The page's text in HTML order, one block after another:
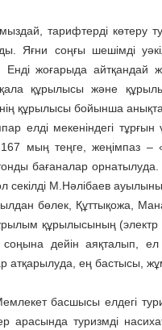
тарифтерді көтеру
Яғни соңғы шешімді
Енді жоғарыда айтқандай
құрылысы және
құрылысы бойынша
елді мекеніндегі
мың теңге, жеңімпаз
бағаналар
секілді М.Нәлібаев
бөлек, Құттықожа,
құ­ры­лысының (электр
дейін аяқталып, ел
атқарылуда, ең бастысы,
басшысы елдегі
арасында туризмді